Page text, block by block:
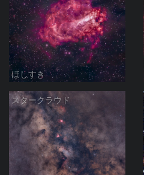
ほしすき
スタークラウド